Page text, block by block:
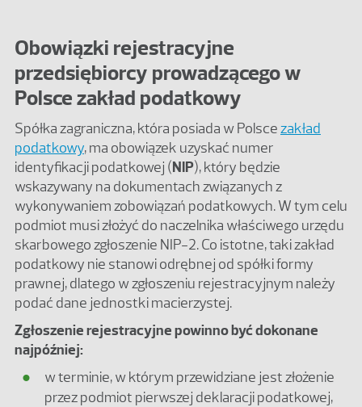
Obowiązki rejestracyjne
przedsiębiorcy prowadzącego w
Polsce zakład podatkowy
Spółka zagraniczna, która posiada w Polscezakład
podatkowy, ma obowiązek uzyskać numer
identyfikacji podatkowej (NIP), który będzie
wskazywany na dokumentach związanych z
wykonywaniem zobowiązań podatkowych. W tym celu
podmiot musi złożyć do naczelnika właściwego urzędu
skarbowego zgłoszenie NIP-2. Co istotne, taki zakład
podatkowy nie stanowi odrębnej od spółki formy
prawnej, dlatego w zgłoszeniu rejestracyjnym należy
podać dane jednostki macierzystej.
Zgłoszenie rejestracyjne powinno być dokonane
najpóźniej:
w terminie, w którym przewidziane jest złożenie
przez podmiot pierwszej deklaracji podatkowej,